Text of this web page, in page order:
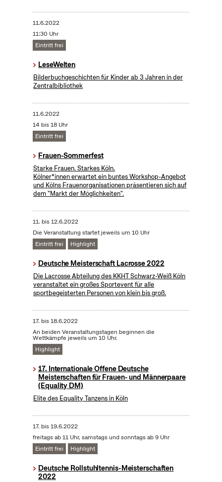
11.6.2022
11:30 Uhr
Eintritt frei
LeseWelten
Bilderbuchgeschichten für Kinder ab 3 Jahren in der
Zentralbibliothek
11.6.2022
14 bis 18 Uhr
Eintritt frei
Frauen-Sommerfest
Starke Frauen. Starkes Köln.
Kölner*innen erwartet ein buntes Workshop-Angebot
und Kölns Frauenorganisationen präsentieren sich auf
dem "Markt der Möglichkeiten".
11. bis12.6.2022
Die Veranstaltung startet jeweils um 10 Uhr
Eintritt frei
Highlight
Deutsche Meisterschaft Lacrosse 2022
Die Lacrosse Abteilung des KKHT Schwarz-Weiß Köln
veranstaltet ein großes Sportevent für alle
sportbegeisterten Personen von klein bis groß.
17. bis18.6.2022
An beiden Veranstaltungstagen beginnen die
Wettkämpfe jeweils um 10 Uhr.
Highlight
17. Internationale Offene Deutsche
Meisterschaften für Frauen- und Männerpaare
(Equality DM)
Elite des Equality Tanzens in Köln
17. bis19.6.2022
freitags ab 11 Uhr, samstags und sonntags ab 9 Uhr
Eintritt frei
Highlight
Deutsche Rollstuhltennis-Meisterschaften
2022